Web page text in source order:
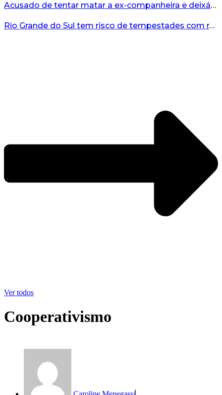
Acusado de tentar matar a ex-companheira e deixá-la paraplégica é condenado na Serra Gaúcha...
Rio Grande do Sul tem risco de tempestades com rajadas de ventos nos próximos dias...
Ver todos
Cooperativismo